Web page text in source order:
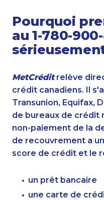
Pourquoi
au 1-780-
MetCréditrelève
crédit canadiens. Il
Transunion, Equifax,
de bureaux de crédit
non-paiement de la
de recouvrement a
score de crédit et le
un prêt bancaire
une carte de